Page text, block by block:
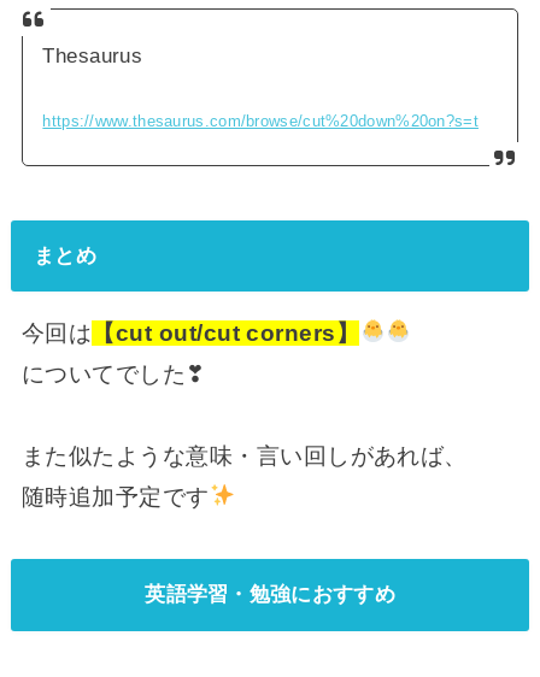
Thesaurus
https://www.thesaurus.com/browse/cut%20down%20on?s=t
まとめ
今回は 【cut out/cut corners】
についてでした❣
また似たような意味・言い回しがあれば、
随時追加予定です
英語学習・勉強におすすめ